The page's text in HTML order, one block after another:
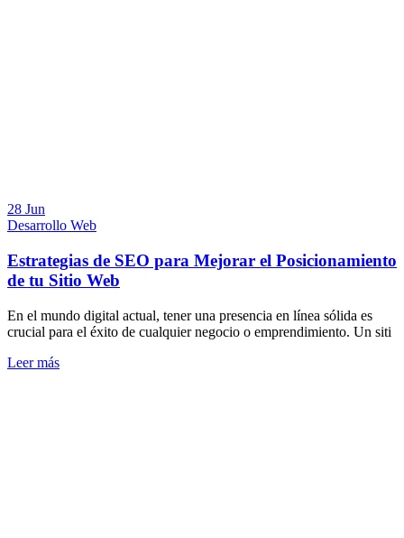
28 Jun
Desarrollo Web
Estrategias de SEO para Mejorar el Posicionamiento
de tu Sitio Web
En el mundo digital actual, tener una presencia en línea sólida es
crucial para el éxito de cualquier negocio o emprendimiento. Un siti
Leer más